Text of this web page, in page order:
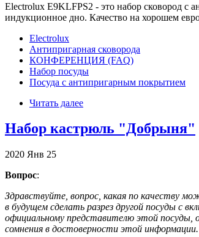
Electrolux E9KLFPS2 - это набор сковород с
индукционное дно. Качество на хорошем
Electrolux
Антипригарная сковорода
КОНФЕРЕНЦИЯ (FAQ)
Набор посуды
Посуда с антипригарным покрытием
Читать далее
Набор кастрюль "Добрыня"
2020 Янв 25
Вопрос:
Здравствуйте, вопрос, какая по качеству
в будущем сделать разрез другой посуды с
официальному представителю этой посуды,
сомнения в достоверности этой